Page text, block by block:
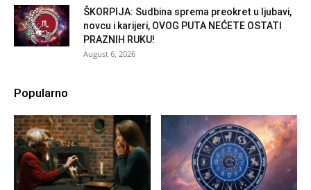
ŠKORPIJA: Sudbina sprema preokret u ljubavi,
novcu i karijeri, OVOG PUTA NEĆETE OSTATI
PRAZNIH RUKU!
August 6, 2026
Popularno